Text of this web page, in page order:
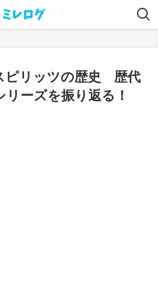
ピリッツの歴史 歴代
リーズを振り返る！